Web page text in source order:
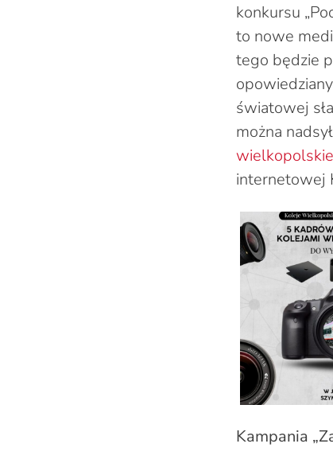
konkursu
to nowe
tego będzie
światowej
można
internetowej
Kampania